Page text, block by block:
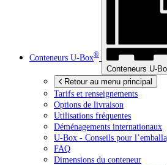
Conteneurs U-Box®
Conteneurs U-
Retour au menu principal
Tarifs et renseignements
Options de livraison
Utilisations fréquentes
Déménagements internationaux
U-Box - Conseils pour
FAQ
Dimensions du conteneur